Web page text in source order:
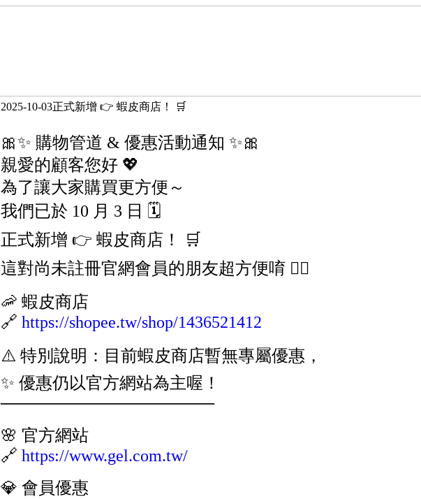
2025-10-03正式新增 👉 蝦皮商店！ 🛒
🎀✨ 購物管道 & 優惠活動通知 ✨🎀
親愛的顧客您好 💖
為了讓大家購買更方便～
我們已於 10 月 3 日 🗓️
正式新增 👉 蝦皮商店！ 🛒
這對尚未註冊官網會員的朋友超方便唷 💁‍♀️
🦐 蝦皮商店
🔗 https://shopee.tw/shop/1436521412
⚠️ 特別說明：目前蝦皮商店暫無專屬優惠，
✨ 優惠仍以官方網站為主喔！
──────────────────
🌸 官方網站
🔗 https://www.gel.com.tw/
💎 會員優惠